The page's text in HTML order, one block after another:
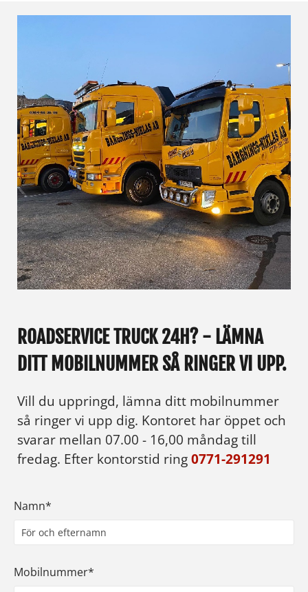
ROADSERVICE TRUCK 24H? - LÄMNA
DITT MOBILNUMMER SÅ RINGER VI UPP.
Vill du uppringd, lämna ditt mobilnummer
så ringer vi upp dig. Kontoret har öppet och
svarar mellan 07.00 - 16,00 måndag till
fredag. Efter kontorstid ring0771-291291
Namn*
Mobilnummer*